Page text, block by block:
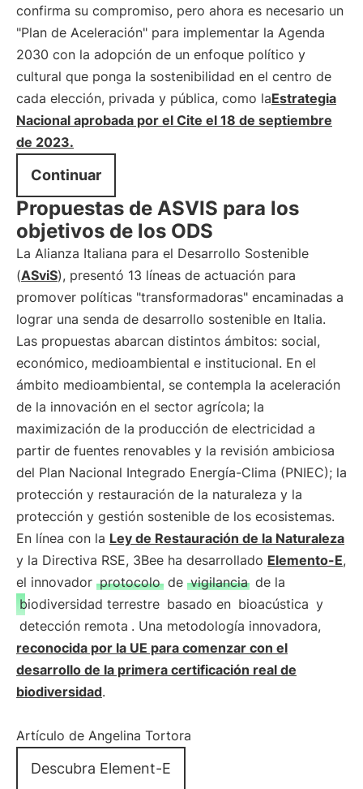
confirma su compromiso, pero ahora es necesario un
"Plan de Aceleración" para implementar la Agenda
2030 con la adopción de un enfoque político y
cultural que ponga la sostenibilidad en el centro de
cada elección, privada y pública, como laEstrategia
Nacional aprobada por el Cite el 18 de septiembre
de 2023.
Continuar
Propuestas de ASVIS para los
objetivos de los ODS
La Alianza Italiana para el Desarrollo Sostenible
(ASviS), presentó 13 líneas de actuación para
promover políticas "transformadoras" encaminadas a
lograr una senda de desarrollo sostenible en Italia.
Las propuestas abarcan distintos ámbitos: social,
económico, medioambiental e institucional. En el
ámbito medioambiental, se contempla la aceleración
de la innovación en el sector agrícola; la
maximización de la producción de electricidad a
partir de fuentes renovables y la revisión ambiciosa
del Plan Nacional Integrado Energía-Clima (PNIEC); la
protección y restauración de la naturaleza y la
protección y gestión sostenible de los ecosistemas.
En línea con la Ley de Restauración de la Naturaleza
y la Directiva RSE, 3Bee ha desarrollado Elemento-E,
el innovador protocolo de vigilancia de la
biodiversidad terrestre basado en bioacústica y
detección remota . Una metodología innovadora,
reconocida por la UE para comenzar con el
desarrollo de la primera certificación real de
biodiversidad.
Artículo de Angelina Tortora
Descubra Element-E